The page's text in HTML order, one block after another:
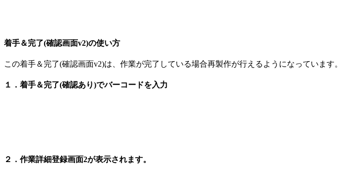
着手＆完了(確認画面v2)の使い方
この着手＆完了(確認画面v2)は、作業が完了している場合再製作が行えるようになっています。
１．着手＆完了(確認あり)でバーコードを入力
２．作業詳細登録画面2が表示されます。